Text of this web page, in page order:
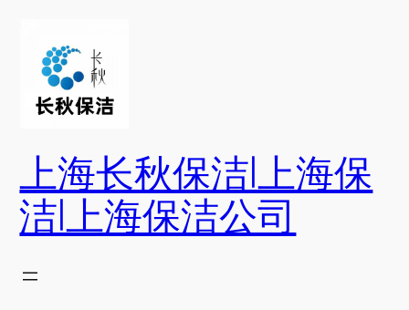
上海长秋保洁|上海保
洁|上海保洁公司